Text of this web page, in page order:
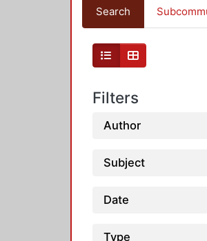
Search
Filters
Author
Subject
Date
Type